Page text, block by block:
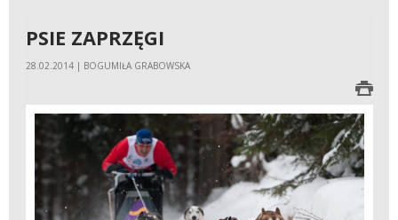
PSIE ZAPRZĘGI
28.02.2014 | BOGUMIŁA GRABOWSKA